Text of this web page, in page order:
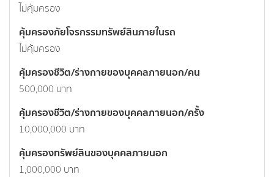
ไม่คุ้มครอง
คุ้มครองภัยโจรกรรมทรัพย์สินภายในรถ
ไม่คุ้มครอง
คุ้มครองชีวิต/ร่างกายของบุคคลภายนอก/คน
500,000 บาท
คุ้มครองชีวิต/ร่างกายของบุคคลภายนอก/ครั้ง
10,000,000 บาท
คุ้มครองทรัพย์สินของบุคคลภายนอก
1,000,000 บาท